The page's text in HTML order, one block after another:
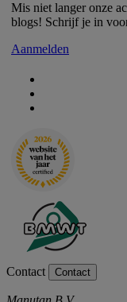
Mis niet langer onze
blogs! Schrijf je in
Aanmelden
Contact Contact